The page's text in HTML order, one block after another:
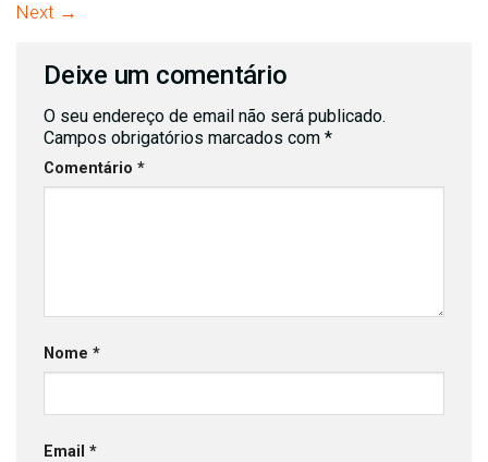
Next →
Deixe um comentário
O seu endereço de email não será publicado.
Campos obrigatórios marcados com *
Comentário *
Nome *
Email *